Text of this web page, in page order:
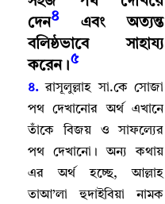
দেন৪
এবং অত্যন্ত
বলিষ্ঠভাবে সাহায্য
করেন।৫
৪. রাসূলুল্লাহ সা.কে সোজা
পথ দেখানোর অর্থ এখানে
তাঁকে বিজয় ও সাফল্যের
পথ দেখানো । অন্য কথায়
এর অর্থ হচ্ছে,আল্লাহ‌
তাআ’লা হুদাইবিয়া নামক